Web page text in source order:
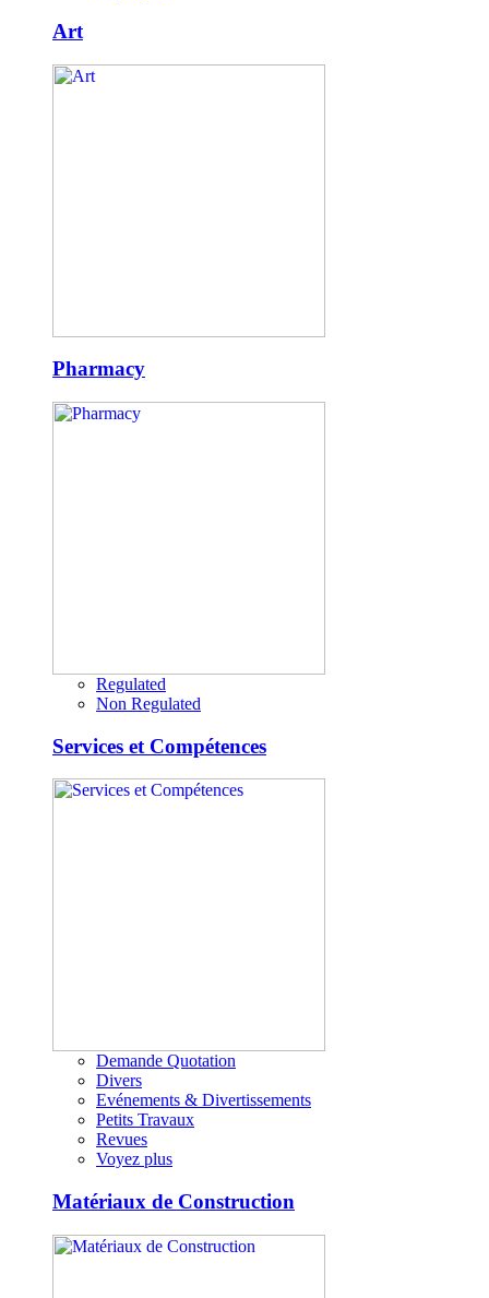
Art
Pharmacy
Regulated
Non Regulated
Services et Compétences
Demande Quotation
Divers
Evénements & Divertissements
Petits Travaux
Revues
Voyez plus
Matériaux de Construction